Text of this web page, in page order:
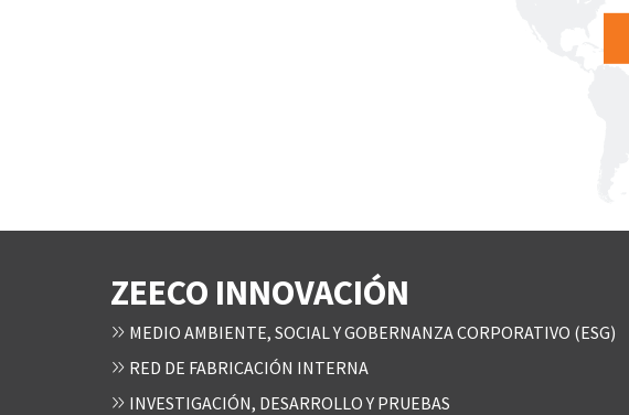
ZEECO INNOVACIÓN
MEDIO AMBIENTE, SOCIAL Y GOBERNANZA CORPORATIVO (ESG)
RED DE FABRICACIÓN INTERNA
INVESTIGACIÓN, DESARROLLO Y PRUEBAS